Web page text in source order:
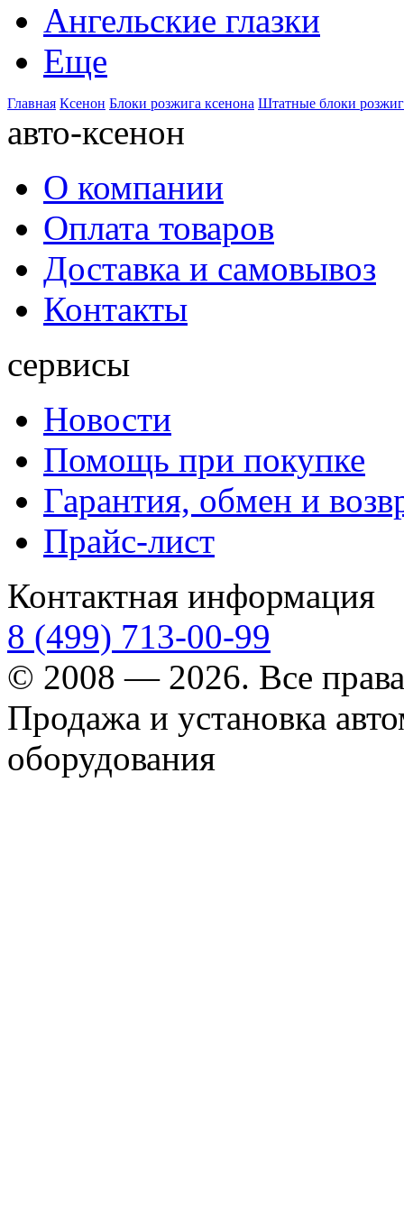
Ангельские глазки
Еще
Главная Ксенон Блоки розжига ксенона Штатные блоки
авто-ксенон
О компании
Оплата товаров
Доставка и самовывоз
Контакты
сервисы
Новости
Помощь при покупке
Гарантия, обмен и
Прайс-лист
Контактная информация
8 (499) 713-00-99
© 2008 — 2026. Все
Продажа и установка
оборудования